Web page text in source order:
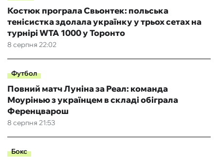
8 серпня 22:02
Костюк програла Свьонтек: польська
тенісистка здолала українку у трьох сетах на
турнірі WTA 1000 у Торонто
Футбол
8 серпня 21:53
Повний матч Луніна за Реал: команда
Моурінью з українцем в складі обіграла
Ференцварош
Бокс